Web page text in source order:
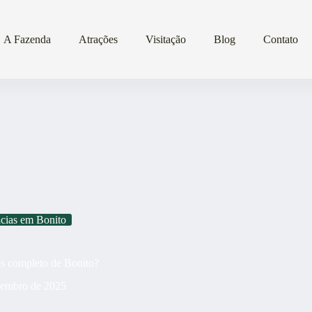
A Fazenda Atrações Visitação Blog Contato
em Bonito